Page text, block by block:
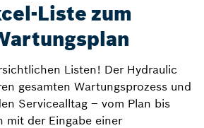
Liste zum
Listen! Der Hydraulic
gesamten Wartungsprozess und
Servicealltag – vom Plan bis
mit der Eingabe einer